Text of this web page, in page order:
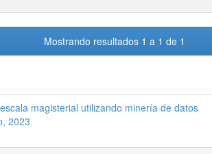
Mostrando resultados 1 a 1 de 1
magisterial utilizando minería de datos
2023